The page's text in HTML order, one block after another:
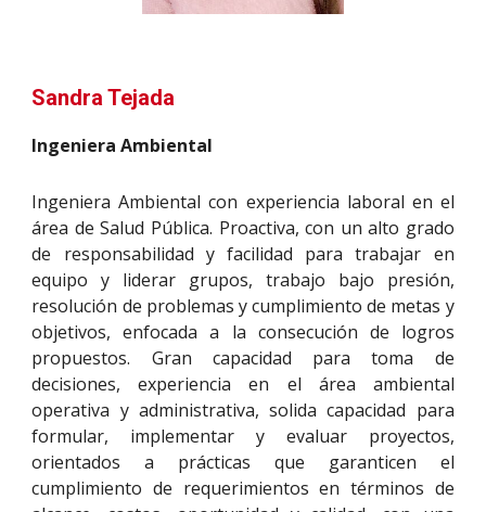
Sandra Tejada
Ingeniera Ambiental
Ingeniera Ambiental con experiencia laboral en el
área de Salud Pública. Proactiva, con un alto grado
de responsabilidad y facilidad para trabajar en
equipo y liderar grupos, trabajo bajo presión,
resolución de problemas y cumplimiento de metas y
objetivos, enfocada a la consecución de logros
propuestos. Gran capacidad para toma de
decisiones, experiencia en el área ambiental
operativa y administrativa, solida capacidad para
formular, implementar y evaluar proyectos,
orientados a prácticas que garanticen el
cumplimiento de requerimientos en términos de